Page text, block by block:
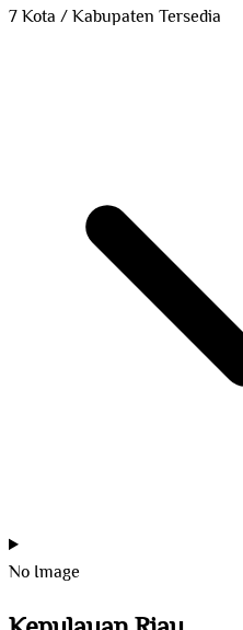
7 Kota / Kabupaten Tersedia
No Image